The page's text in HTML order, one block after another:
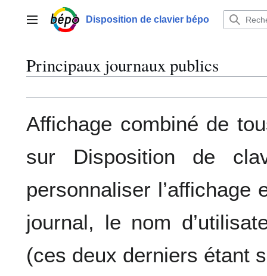
contenuMenu principalDisposition de clavier bépo
Principaux journaux publics
Affichage combiné de
sur Disposition de
personnaliser
journal, le nom
(ces deux derniers étant